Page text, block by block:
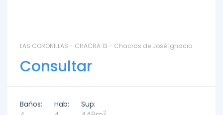
LAS CORONILLAS - CHACRA 13 - Chacras de José Ignacio
Consultar
Baños:
Hab:
Sup:
2